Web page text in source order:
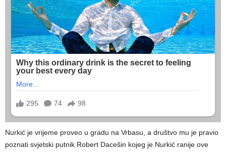
Nurkić je vrijeme proveo u gradu na Vrbasu, a društvo mu je pravio
poznati svjetski putnik Robert Dacešin kojeg je Nurkić ranije ove